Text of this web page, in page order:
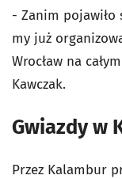
- Zanim pojawiło
my już
Wrocław na
Kawczak.
Gwiazdy w
Przez Kalambur